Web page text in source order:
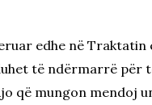
edhe në
të ndërmarrë
që mungon mendoj